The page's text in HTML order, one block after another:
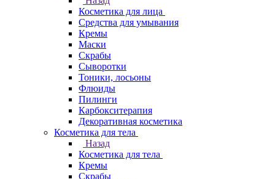
Косметика для лица
Средства для умывания
Кремы
Маски
Скрабы
Сыворотки
Тоники, лосьоны
Флюиды
Пилинги
Карбокситерапия
Декоративная косметика
Косметика для тела
Назад
Косметика для тела
Кремы
Скрабы